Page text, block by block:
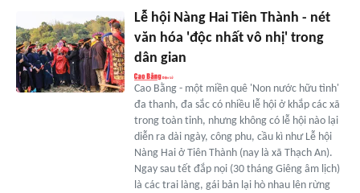
Lễ hội Nàng Hai Tiên Thành - nét
văn hóa 'độc nhất vô nhị' trong
dân gian
Cao Bằng - một miền quê 'Non nước hữu tình'
đa thanh, đa sắc có nhiều lễ hội ở khắp các xã
trong toàn tỉnh, nhưng không có lễ hội nào lại
diễn ra dài ngày, công phu, cầu kì như Lễ hội
Nàng Hai ở Tiên Thành (nay là xã Thạch An).
Ngay sau tết đắp nọi (30 tháng Giêng âm lịch)
là các trai làng, gái bản lại hò nhau lên rừng